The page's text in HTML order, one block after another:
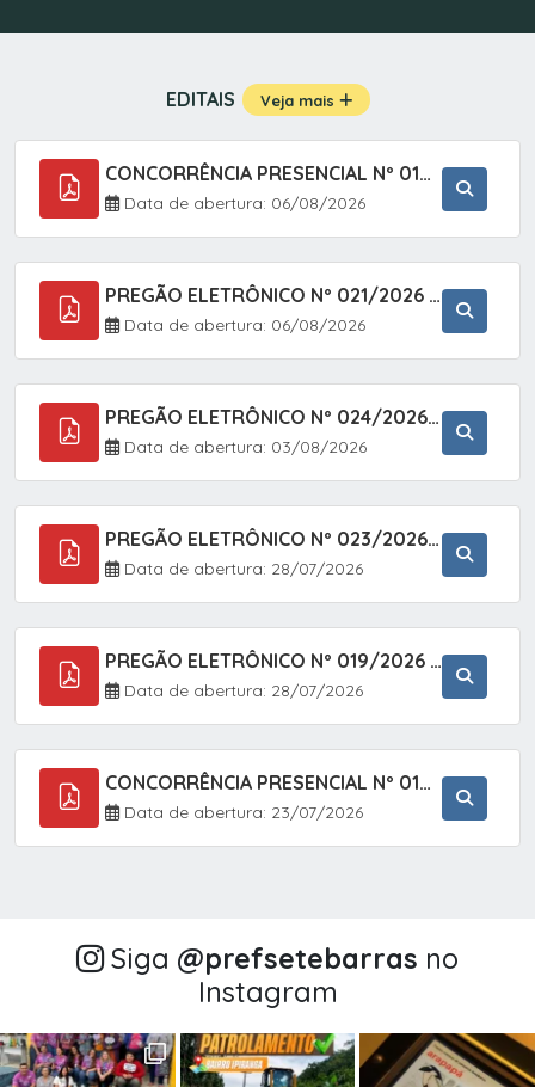
EDITAIS Veja mais
CONCORRÊNCIA PRESENCIAL Nº 019/2025 - PAVIMENTAÇÃO ASFÁLTICA EM TRECHO DA RUA 2 NO BAIRRO VILA SOARES NO MUNICÍPIO DE SETE BARRAS/SP.
Data de abertura: 06/08/2026
PREGÃO ELETRÔNICO Nº 021/2026 - AQUISIÇÃO DE CONTENTORES E CARRINHOS, DESTINADOS A COLETIVA E MANEJO DE RESÍDUOS SÓLIDOS, ATRAVÉS DO SISTEMA DE REGISTRO DE PREÇOS (SRP)
Data de abertura: 06/08/2026
PREGÃO ELETRÔNICO Nº 024/2026 - AQUISIÇÃO DE GÁS MEDICINAL TIPO OXIGÊNIO (1,00 M3, 3,00 M3 E 10,00 M3), EM ATENDIMENTO À SECRETARIA MUNICIPAL DE SAÚDE, ATRAVÉS DO SISTEMA DE REGISTRO DE PREÇOS (SRP)
Data de abertura: 03/08/2026
PREGÃO ELETRÔNICO Nº 023/2026 - AQUISIÇÃO DE ENXOVAL INFANTIL, EM ATENDIMENTO À SECRETARIA MUNICIPAL DE EDUCAÇÃO, ATRAVÉS DO SISTEMA DE REGISTRO DE PREÇOS (SRP).
Data de abertura: 28/07/2026
PREGÃO ELETRÔNICO Nº 019/2026 - CONTRATAÇÃO DE EMPRESA ESPECIALIZADA PARA A PRESTAÇÃO DE SERVIÇOS VETERINÁRIOS CLÍNICOS E CIRÚRGICOS, COM FOCO EM AÇÕES DE SAÚDE PÚBLICA, BEM-ESTAR ANIMAL E CONTROLE POPULACIONAL ÉTICO DE CÃES E GATOS, EM ATENDIMENTO À
Data de abertura: 28/07/2026
CONCORRÊNCIA PRESENCIAL Nº 018/2026 - PAVIMENTAÇÃO ASFÁLTICA NO BAIRRO VOTUPOCA ? ESTRADA DA RAPOSA, NO MUNICÍPIO DE SETE BARRAS/SP
Data de abertura: 23/07/2026
Siga @‌prefsetebarras no
Instagram